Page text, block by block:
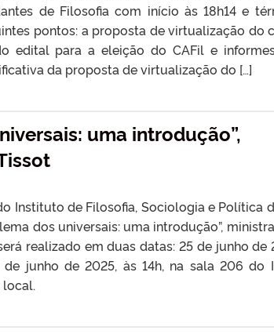
de Filosofia com início às 18h14 e
pontos: a proposta de virtualização do
edital para a eleição do CAFil e
da proposta de virtualização do […]
uma introdução”,
Instituto de Filosofia, Sociologia e Política
dos universais: uma introdução”,
realizado em duas datas: 25 de junho de
junho de 2025, às 14h, na sala 206 do
local.